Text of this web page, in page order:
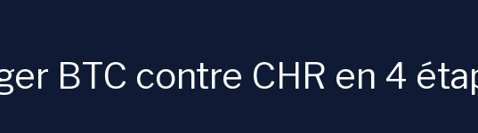
BTC contre CHR en 4